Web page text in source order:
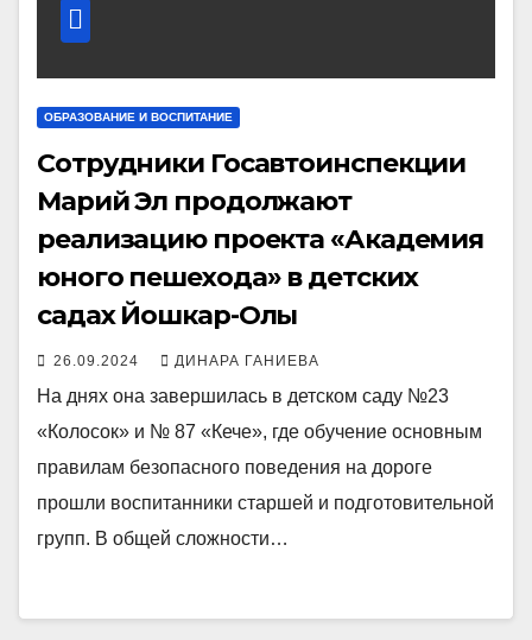
ОБРАЗОВАНИЕ И ВОСПИТАНИЕ
Сотрудники Госавтоинспекции
Марий Эл продолжают
реализацию проекта «Академия
юного пешехода» в детских
садах Йошкар-Олы
26.09.2024 ДИНАРА ГАНИЕВА
На днях она завершилась в детском саду №23
«Колосок» и № 87 «Кече», где обучение основным
правилам безопасного поведения на дороге
прошли воспитанники старшей и подготовительной
групп. В общей сложности…